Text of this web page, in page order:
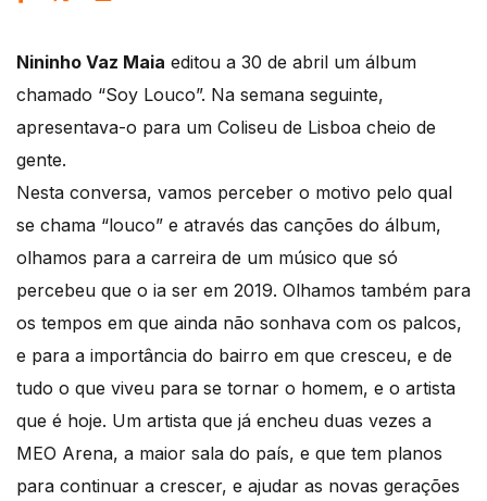
Nininho Vaz Maia editou a 30 de abril um álbum
chamado “Soy Louco”. Na semana seguinte,
apresentava-o para um Coliseu de Lisboa cheio de
gente.
Nesta conversa, vamos perceber o motivo pelo qual
se chama “louco” e através das canções do álbum,
olhamos para a carreira de um músico que só
percebeu que o ia ser em 2019. Olhamos também para
os tempos em que ainda não sonhava com os palcos,
e para a importância do bairro em que cresceu, e de
tudo o que viveu para se tornar o homem, e o artista
que é hoje. Um artista que já encheu duas vezes a
MEO Arena, a maior sala do país, e que tem planos
para continuar a crescer, e ajudar as novas gerações